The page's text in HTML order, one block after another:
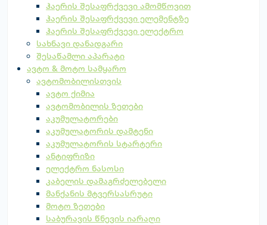
ჰაერის შესაფრქვევი ამომწოვით
ჰაერის შესაფრქვევი ელემენტზე
ჰაერის შესაფრქვევი ელექტრო
სახნავი დანადგარი
შესაწამლი აპარატი
ავტო & მოტო სამყარო
ავტომობილისთვის
ავტო ქიმია
ავტომობილის ზეთები
აკუმულატორები
აკუმულატორის დამტენი
აკუმულატორის სტარტერი
ანტიფრიზი
ელექტრო ნასოსი
კაბელის დამაგრძელებელი
მანქანის მტვერსასრუტი
მოტო ზეთები
საბურავის წნევის იარაღი